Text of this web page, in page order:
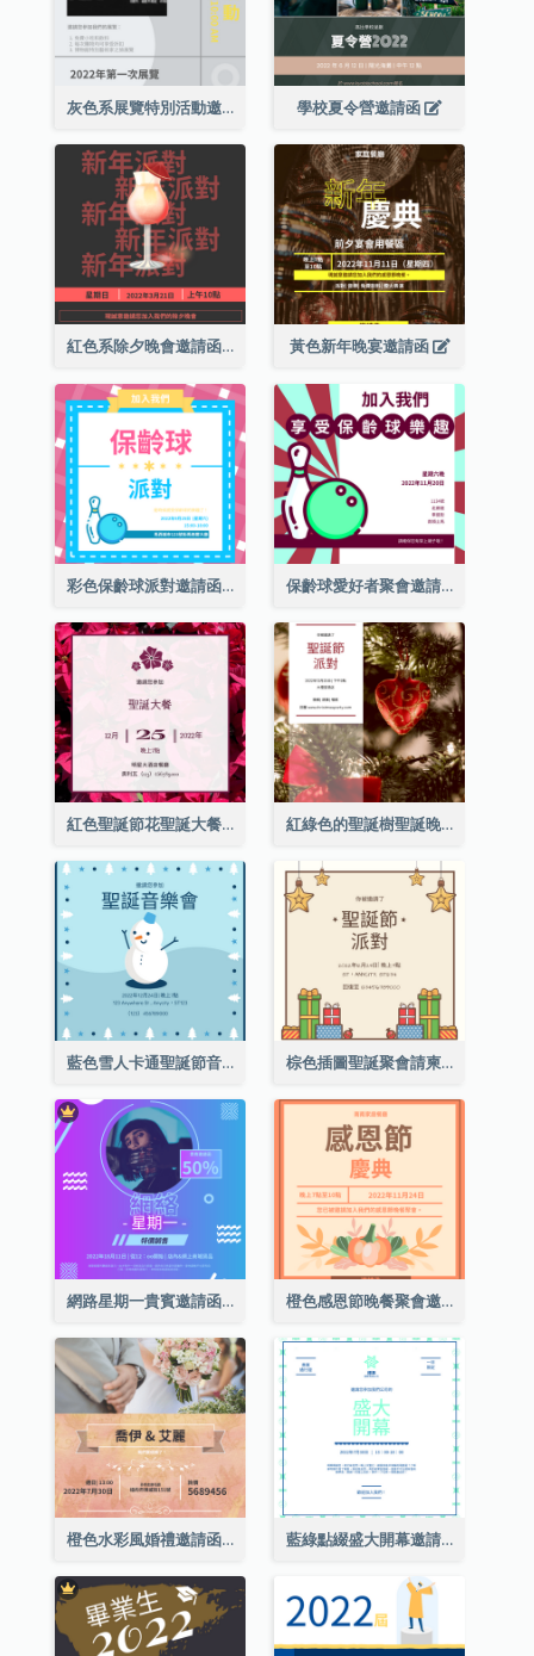
灰色系展覽特別活動邀請函 學校夏令營邀請函
紅色系除夕晚會邀請函 黃色新年晚宴邀請函
彩色保齡球派對邀請函 保齡球愛好者聚會邀請函
紅色聖誕節花聖誕大餐請柬 紅綠色的聖誕樹聖誕晚會邀請函
藍色雪人卡通聖誕節音樂會邀請 棕色插圖聖誕聚會請柬
網路星期一貴賓邀請函 橙色感恩節晚餐聚會邀請函
橙色水彩風婚禮邀請函 藍綠點綴盛大開幕邀請函